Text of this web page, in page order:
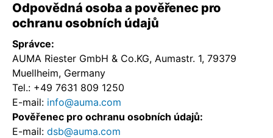
Odpovědná osoba a pověřenec pro
ochranu osobních údajů
Správce:
AUMA Riester GmbH & Co.KG, Aumastr. 1, 79379
Muellheim, Germany
Tel.: +49 7631 809 1250
E-mail: info@auma.com
Pověřenec pro ochranu osobních údajů:
E-mail: dsb@auma.com